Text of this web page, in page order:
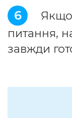
6
Якщо
питання,
завжди